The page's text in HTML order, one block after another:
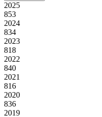
2025
853
2024
834
2023
818
2022
840
2021
816
2020
836
2019